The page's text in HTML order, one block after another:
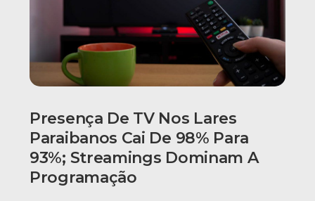
Presença De TV Nos Lares
Paraibanos Cai De 98% Para
93%; Streamings Dominam A
Programação